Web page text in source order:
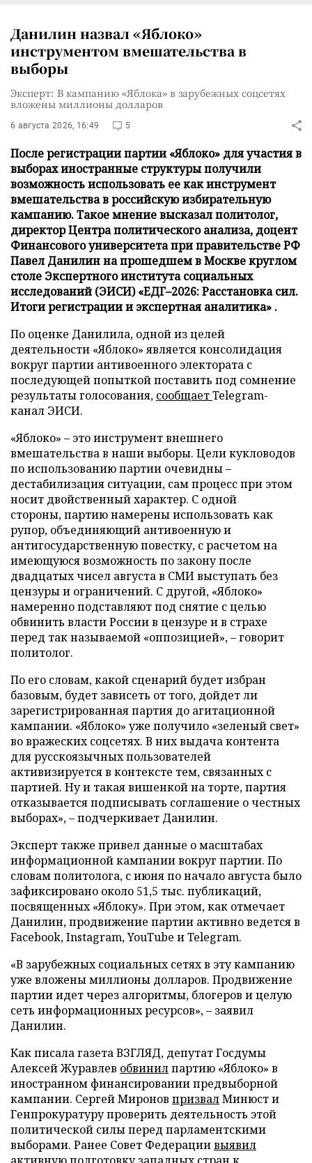
Данилин назвал «Яблоко»
инструментом вмешательства в
выборы
Эксперт: В кампанию «Яблока» в зарубежных соцсетях
вложены миллионы долларов
6 августа 2026, 16:49 5
После регистрации партии «Яблоко» для участия в
выборах иностранные структуры получили
возможность использовать ее как инструмент
вмешательства в российскую избирательную
кампанию. Такое мнение высказал политолог,
директор Центра политического анализа, доцент
Финансового университета при правительстве РФ
Павел Данилин на прошедшем в Москве круглом
столе Экспертного института социальных
исследований (ЭИСИ) «ЕДГ–2026: Расстановка сил.
Итоги регистрации и экспертная аналитика» .
По оценке Данилила, одной из целей
деятельности «Яблоко» является консолидация
вокруг партии антивоенного электората с
последующей попыткой поставить под сомнение
результаты голосования, сообщаетTelegram-
канал ЭИСИ.
«Яблоко» – это инструмент внешнего
вмешательства в наши выборы. Цели кукловодов
по использованию партии очевидны –
дестабилизация ситуации, сам процесс при этом
носит двойственный характер. С одной
стороны, партию намерены использовать как
рупор, объединяющий антивоенную и
антигосударственную повестку, с расчетом на
имеющуюся возможность по закону после
двадцатых чисел августа в СМИ выступать без
цензуры и ограничений. С другой, «Яблоко»
намеренно подставляют под снятие с целью
обвинить власти России в цензуре и в страхе
перед так называемой «оппозицией», – говорит
политолог.
По его словам, какой сценарий будет избран
базовым, будет зависеть от того, дойдет ли
зарегистрированная партия до агитационной
кампании. «Яблоко» уже получило «зеленый свет»
во вражеских соцсетях. В них выдача контента
для русскоязычных пользователей
активизируется в контексте тем, связанных с
партией. Ну и такая вишенкой на торте, партия
отказывается подписывать соглашение о честных
выборах», – подчеркивает Данилин.
Эксперт также привел данные о масштабах
информационной кампании вокруг партии. По
словам политолога, с июня по начало августа было
зафиксировано около 51,5 тыс. публикаций,
посвященных «Яблоку». При этом, как отмечает
Данилин, продвижение партии активно ведется в
Facebook, Instagram, YouTube и Telegram.
«В зарубежных социальных сетях в эту кампанию
уже вложены миллионы долларов. Продвижение
партии идет через алгоритмы, блогеров и целую
сеть информационных ресурсов», – заявил
Данилин.
Как писала газета ВЗГЛЯД, депутат Госдумы
Алексей Журавлев обвинилпартию «Яблоко» в
иностранном финансировании предвыборной
кампании. Сергей Миронов призвалМинюст и
Генпрокуратуру проверить деятельность этой
политической силы перед парламентскими
выборами. Ранее Совет Федерациивыявил